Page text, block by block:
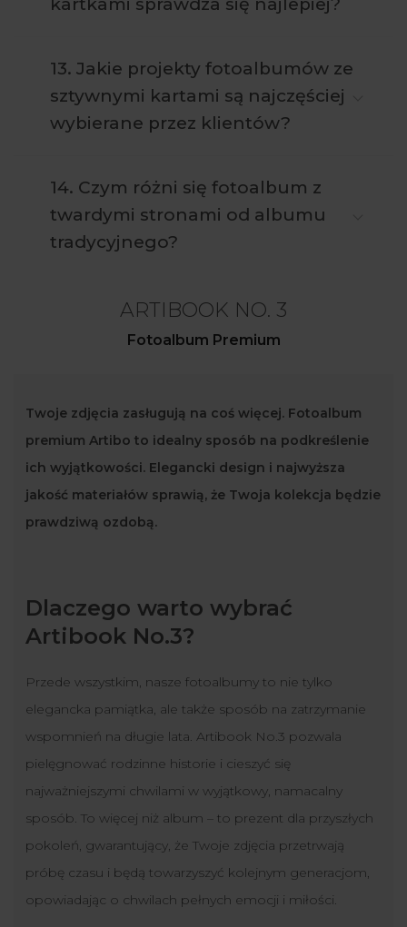
kartkami sprawdza się najlepiej?
13. Jakie projekty fotoalbumów ze
sztywnymi kartami są najczęściej
wybierane przez klientów?
14. Czym różni się fotoalbum z
twardymi stronami od albumu
tradycyjnego?
ARTIBOOK NO. 3
Fotoalbum Premium
Twoje zdjęcia zasługują na coś więcej. Fotoalbum
premium Artibo to idealny sposób na podkreślenie
ich wyjątkowości. Elegancki design i najwyższa
jakość materiałów sprawią, że Twoja kolekcja będzie
prawdziwą ozdobą.
Dlaczego warto wybrać
Artibook No.3?
Przede wszystkim, nasze fotoalbumy to nie tylko
elegancka pamiątka, ale także sposób na zatrzymanie
wspomnień na długie lata. Artibook No.3 pozwala
pielęgnować rodzinne historie i cieszyć się
najważniejszymi chwilami w wyjątkowy, namacalny
sposób. To więcej niż album – to prezent dla przyszłych
pokoleń, gwarantujący, że Twoje zdjęcia przetrwają
próbę czasu i będą towarzyszyć kolejnym generacjom,
opowiadając o chwilach pełnych emocji i miłości.